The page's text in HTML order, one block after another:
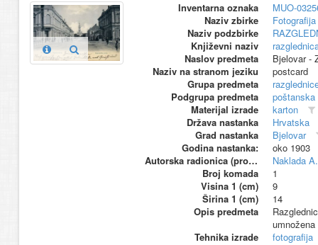
Inventarna oznaka
MUO-
Naziv zbirke
Naziv podzbirke
Književni naziv
Naslov predmeta
Bjelovar -
Naziv na stranom jeziku
postcard
Grupa predmeta
Podgrupa predmeta
poštanska
Materijal izrade
karton
Država nastanka
Hrvatska
Grad nastanka
Bjelovar
Godina nastanka:
oko 1903
Autorska radionica (proizvođač)
Naklada
Broj komada
1
Visina 1 (cm)
9
Širina 1 (cm)
14
Opis predmeta
Tehnika izrade
fotografija